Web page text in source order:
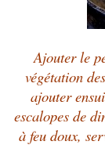
Ajouter le
végétation
ajouter
escalopes de
à feu doux,